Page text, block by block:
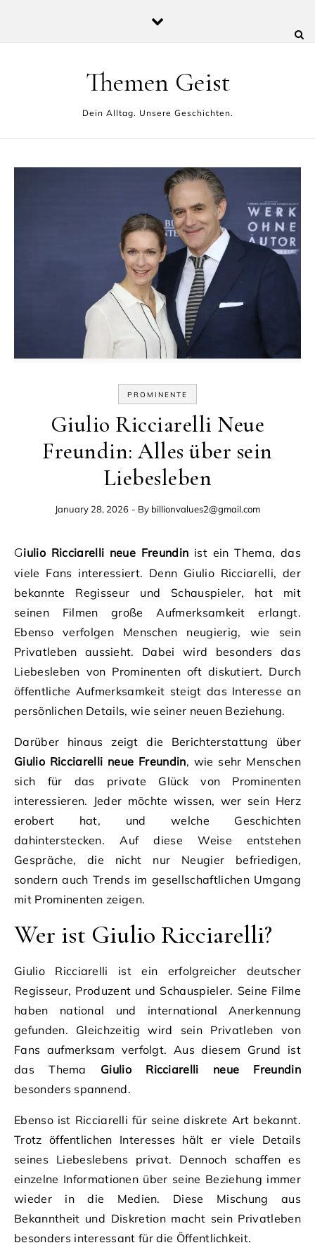
Themen Geist
Dein Alltag. Unsere Geschichten.
PROMINENTE
Giulio Ricciarelli Neue
Freundin: Alles über sein
Liebesleben
January 28, 2026 - By billionvalues2@gmail.com
Giulio Ricciarelli neue Freundin ist ein Thema, das
viele Fans interessiert. Denn Giulio Ricciarelli, der
bekannte Regisseur und Schauspieler, hat mit
seinen Filmen große Aufmerksamkeit erlangt.
Ebenso verfolgen Menschen neugierig, wie sein
Privatleben aussieht. Dabei wird besonders das
Liebesleben von Prominenten oft diskutiert. Durch
öffentliche Aufmerksamkeit steigt das Interesse an
persönlichen Details, wie seiner neuen Beziehung.
Darüber hinaus zeigt die Berichterstattung über
Giulio Ricciarelli neue Freundin, wie sehr Menschen
sich für das private Glück von Prominenten
interessieren. Jeder möchte wissen, wer sein Herz
erobert hat, und welche Geschichten
dahinterstecken. Auf diese Weise entstehen
Gespräche, die nicht nur Neugier befriedigen,
sondern auch Trends im gesellschaftlichen Umgang
mit Prominenten zeigen.
Wer ist Giulio Ricciarelli?
Giulio Ricciarelli ist ein erfolgreicher deutscher
Regisseur, Produzent und Schauspieler. Seine Filme
haben national und international Anerkennung
gefunden. Gleichzeitig wird sein Privatleben von
Fans aufmerksam verfolgt. Aus diesem Grund ist
das Thema Giulio Ricciarelli neue Freundin
besonders spannend.
Ebenso ist Ricciarelli für seine diskrete Art bekannt.
Trotz öffentlichen Interesses hält er viele Details
seines Liebeslebens privat. Dennoch schaffen es
einzelne Informationen über seine Beziehung immer
wieder in die Medien. Diese Mischung aus
Bekanntheit und Diskretion macht sein Privatleben
besonders interessant für die Öffentlichkeit.